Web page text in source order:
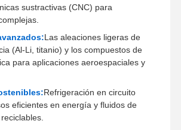
piezas de automóviles
a presión
metalicas
a presión
sustractivas (CNC) para
Las aleaciones ligeras de
(Al-Li, titanio) y los compuestos de
para aplicaciones aeroespaciales y
Refrigeración en circuito
eficientes en energía y fluidos de